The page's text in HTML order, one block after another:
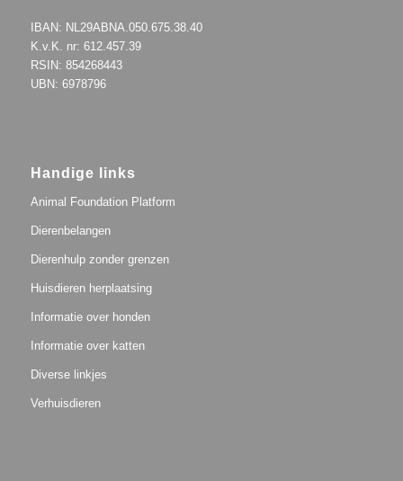
IBAN: NL29ABNA.050.675.38.40
K.v.K. nr: 612.457.39
RSIN: 854268443
UBN: 6978796
Handige links
Animal Foundation Platform
Dierenbelangen
Dierenhulp zonder grenzen
Huisdieren herplaatsing
Informatie over honden
Informatie over katten
Diverse linkjes
Verhuisdieren